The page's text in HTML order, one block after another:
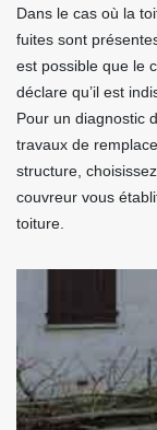
Dans le cas où la
fuites sont
est possible que le
déclare qu’il est
Pour un diagnostic
travaux de
structure,
couvreur vous
toiture.